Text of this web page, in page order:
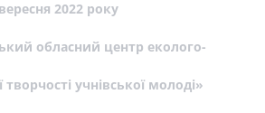
2022 року
обласний центр еколого-
творчості учнівської молоді»